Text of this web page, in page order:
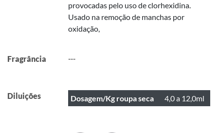
provocadas pelo uso de clorhexidina.
Usado na remoção de manchas por
oxidação,
Fragrância ---
Diluições Dosagem/Kg roupa seca 4,0 a 12,0ml